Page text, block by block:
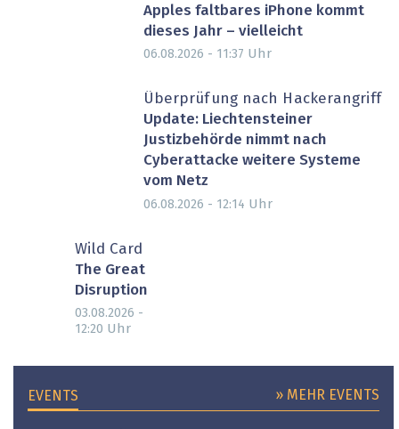
Apples faltbares iPhone kommt
dieses Jahr – vielleicht
06.08.2026 - 11:37 Uhr
Überprüfung nach Hackerangriff
Update: Liechtensteiner
Justizbehörde nimmt nach
Cyberattacke weitere Systeme
vom Netz
06.08.2026 - 12:14 Uhr
Wild Card
The Great
Disruption
03.08.2026 -
12:20 Uhr
EVENTS » MEHR EVENTS